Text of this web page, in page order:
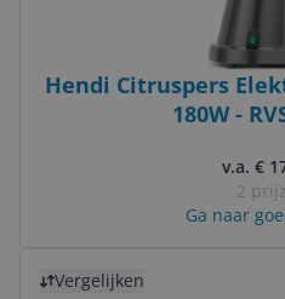
Hendi Citruspers
180W -
v.a. €
2
Ga naar
Vergelijken